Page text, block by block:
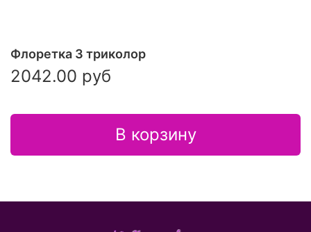
Флоретка 3 триколор
2042.00 руб
В корзину